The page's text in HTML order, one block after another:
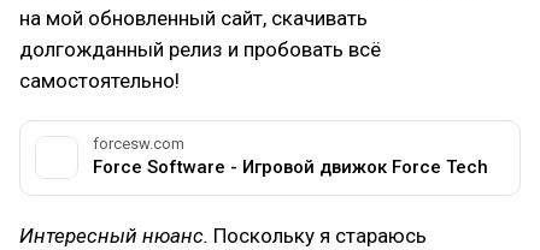
на мой обновленный сайт, скачивать
долгожданный релиз и пробовать всё
самостоятельно!
forcesw.com
Force Software - Игровой движок Force Tech
Интересный нюанс. Поскольку я стараюсь